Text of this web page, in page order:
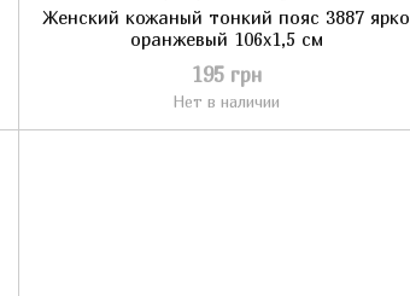
Женский кожаный тонкий пояс 3887 ярко
оранжевый 106х1,5 см
195 грн
Нет в наличии